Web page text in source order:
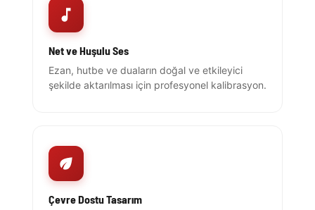
Net ve Huşulu Ses
Ezan, hutbe ve duaların doğal ve etkileyici
şekilde aktarılması için profesyonel kalibrasyon.
Çevre Dostu Tasarım